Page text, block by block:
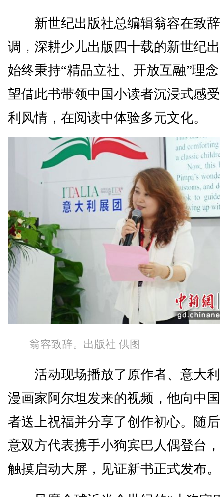
新世纪出版社总编辑翁容在致
调，深耕少儿出版四十载的新世纪
始终秉持“精品立社、开放互融”理
望借此书带领中国小读者沉浸式感
利风情，在阅读中体验多元文化。
翁容致辞。出版社 供图
活动现场播放了原作者、意大
漫画家阿尔坦发来的视频，他向中
者送上祝福并分享了创作初心。随
意双方代表携手小狗宾巴人偶登台
触摸启动大屏，见证新书正式发布。